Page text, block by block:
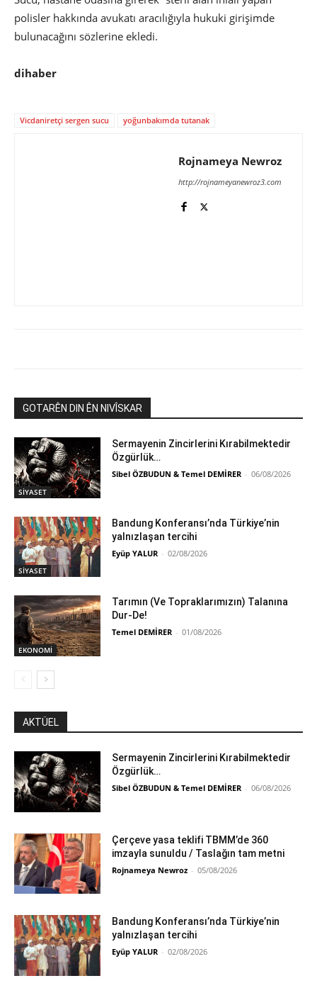
polisler hakkında avukatı aracılığıyla hukuki girişimde
bulunacağını sözlerine ekledi.
dihaber
Vicdaniretçi sergen sucu yoğunbakımda tutanak
Rojnameya Newroz
http://rojnameyanewroz3.com
GOTARÊN DIN ÊN NIVÎSKAR
SİYASET
Sermayenin Zincirlerini Kırabilmektedir
Özgürlük…
Sibel ÖZBUDUN & Temel DEMİRER - 06/08/2026
SİYASET
Bandung Konferansı’nda Türkiye’nin
yalnızlaşan tercihi
Eyüp YALUR - 02/08/2026
EKONOMİ
Tarımın (Ve Topraklarımızın) Talanına
Dur-De!
Temel DEMİRER - 01/08/2026
AKTÜEL
Sermayenin Zincirlerini Kırabilmektedir
Özgürlük…
Sibel ÖZBUDUN & Temel DEMİRER - 06/08/2026
Çerçeve yasa teklifi TBMM’de 360
imzayla sunuldu / Taslağın tam metni
Rojnameya Newroz - 05/08/2026
Bandung Konferansı’nda Türkiye’nin
yalnızlaşan tercihi
Eyüp YALUR - 02/08/2026